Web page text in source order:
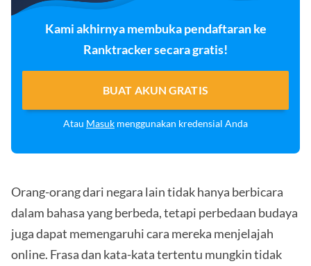
Kami akhirnya membuka pendaftaran ke
Ranktracker secara gratis!
BUAT AKUN GRATIS
Atau Masuk menggunakan kredensial Anda
Orang-orang dari negara lain tidak hanya berbicara
dalam bahasa yang berbeda, tetapi perbedaan budaya
juga dapat memengaruhi cara mereka menjelajah
online. Frasa dan kata-kata tertentu mungkin tidak